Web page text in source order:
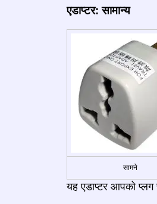
एडाप्टर: सामान्य
सामने
यह एडाप्टर आपको